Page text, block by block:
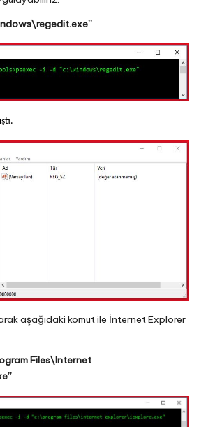
aşağıdaki komut ile İnternet Explorer
Files\Internet